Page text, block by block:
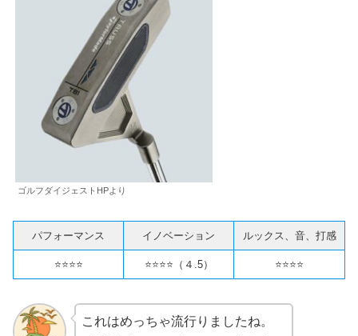
ゴルフダイジェストHPより
パフォーマンス イノベーション ルックス、音、打感
⭐️⭐️⭐️⭐️ ⭐️⭐️⭐️⭐️（４.5） ⭐️⭐️⭐️⭐️
これはめっちゃ流行りましたね。